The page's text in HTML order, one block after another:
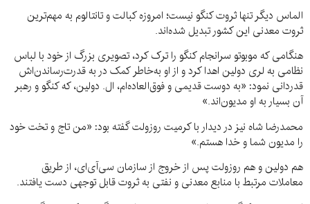
الماس دیگر تنها ثروت کنگو نیست؛ امروزه کبالت و تانتالوم به مهم‌ترین
ثروت معدنی این کشور تبدیل شده‌اند.
هنگامی که موبوتو سرانجام کنگو را ترک کرد، تصویری بزرگ از خود با لباس
نظامی به لری دولین اهدا کرد و از او به‌خاطر کمک در به قدرت‌رساندن‌اش
قدردانی نمود: «به دوست قدیمی و فوق‌العاده‌ام، ال. دولین، که کنگو و رهبر
آن بسیار به او مدیون‌اند.»
محمدرضا شاه نیز در دیدار با کرمیت روزولت گفته بود: «من تاج و تخت خود
را مدیون شما و خدا هستم.»
هم دولین و هم روزولت پس از خروج از سازمان سی‌آی‌ای، از طریق
معاملات مرتبط با منابع معدنی و نفتی به ثروت قابل توجهی دست یافتند.